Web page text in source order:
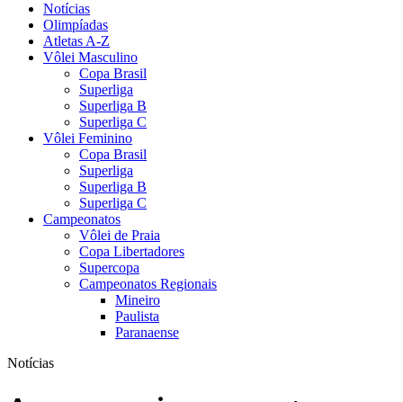
Notícias
Olimpíadas
Atletas A-Z
Vôlei Masculino
Copa Brasil
Superliga
Superliga B
Superliga C
Vôlei Feminino
Copa Brasil
Superliga
Superliga B
Superliga C
Campeonatos
Vôlei de Praia
Copa Libertadores
Supercopa
Campeonatos Regionais
Mineiro
Paulista
Paranaense
Notícias